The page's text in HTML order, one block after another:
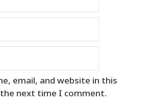
email, and website in this
next time I comment.